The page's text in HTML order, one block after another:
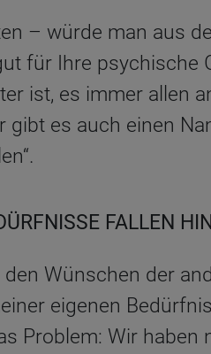
– würde man aus
für Ihre psychische
ist, es immer allen
gibt es auch einen
FALLEN
den Wünschen der
eigenen
Problem: Wir